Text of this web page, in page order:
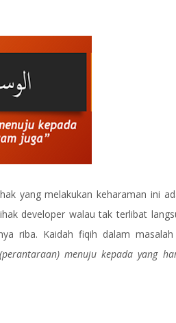
yang melakukan keharaman ini
developer walau tak terlibat
riba. Kaidah fiqih dalam masalah
menuju kepada yang